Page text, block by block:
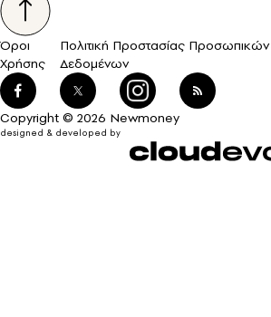
Όροι
Χρήσης
Πολιτική Προστασίας Προσωπικών
Δεδομένων
Copyright © 2026 Newmoney
designed & developed by